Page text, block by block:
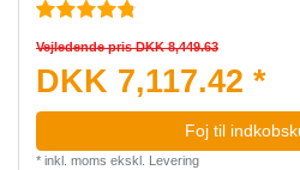
Vejledende pris DKK 8,449.63
DKK 7,117.42 *
Foj til
* inkl. moms ekskl. Levering